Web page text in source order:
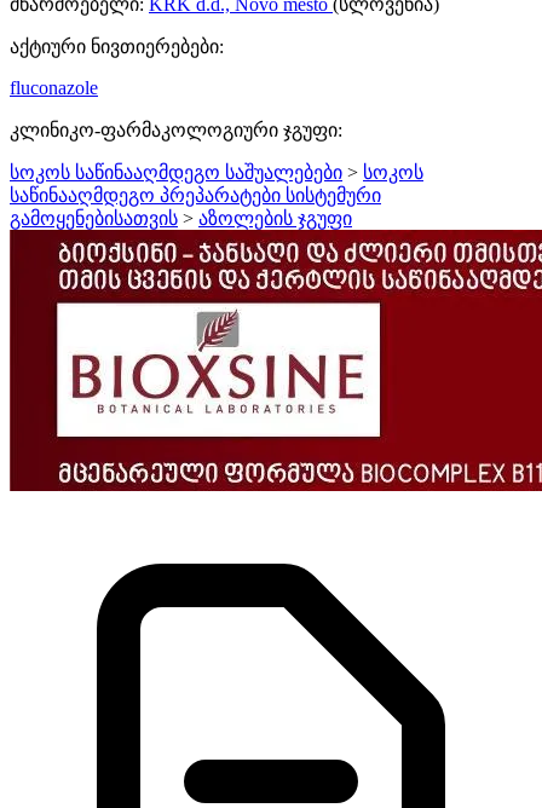
აქტიური ნივთიერებები:
fluconazole
კლინიკო-ფარმაკოლოგიური ჯგუფი:
სოკოს საწინააღმდეგო საშუალებები > სოკოს
საწინააღმდეგო პრეპარატები სისტემური
გამოყენებისათვის > აზოლების ჯგუფი